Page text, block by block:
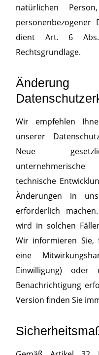
natürlichen
personenbezogener
dient Art. 6
Rechtsgrundlage.
Wir empfehlen
unserer
Neue
technische
Änderungen in
erforderlich
wird in solchen
Wir informieren Sie,
eine
Einwilligung) oder
Benachrichtigung
Version finden Sie